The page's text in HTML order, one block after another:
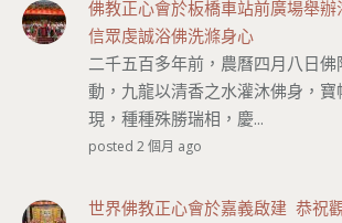
佛教正心會於板橋車站前廣場舉
信眾虔誠浴佛洗滌身心
二千五百多年前，農曆四月八日
動，九龍以清香之水灌沐佛身，
現，種種殊勝瑞相，慶...
posted 2 個月 ago
世界佛教正心會於嘉義啟建 恭祝